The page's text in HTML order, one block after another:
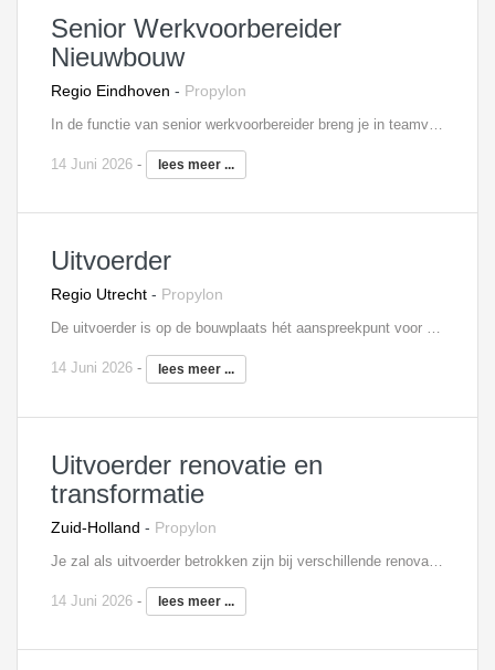
Senior Werkvoorbereider
Nieuwbouw
Regio Eindhoven - Propylon
14 Juni 2026 - lees meer ...
Uitvoerder
Regio Utrecht - Propylon
De uitvoerder is op de bouwplaats hét aanspreekpunt voor alle betrokken partijen op de bouw. Zo stuur je onderaannemers aan, heb je regelmatig overleg met de projectleider, verdeel je de werkzaamheden over de ploegen en geef je leiding aan junior uitvoerders. Verder ben je verantwoordelijk voor het afroepen van materieel en materialen, de algehele voortgang en planningen, het signaleren van meer- en minderwerk en de volledige personeelsinzet.
14 Juni 2026 - lees meer ...
Uitvoerder renovatie en
transformatie
Zuid-Holland - Propylon
14 Juni 2026 - lees meer ...